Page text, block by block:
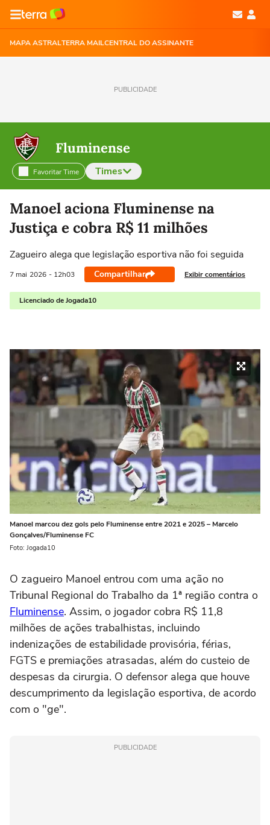
MAPA ASTRALTERRA MAILCENTRAL DO ASSINANTE
PUBLICIDADE
Fluminense
Favoritar Time Times
Selecione o time para ver as notícias
Manoel aciona Fluminense na
Justiça e cobra R$ 11 milhões
Zagueiro alega que legislação esportiva não foi seguida
7 mai 2026 - 12h03 Compartilhar Exibir comentários
Licenciado de Jogada10
Manoel marcou dez gols pelo Fluminense entre 2021 e 2025 – Marcelo
Gonçalves/Fluminense FC
Foto: Jogada10
O zagueiro Manoel entrou com uma ação no
Tribunal Regional do Trabalho da 1ª região contra o
Fluminense. Assim, o jogador cobra R$ 11,8
milhões de ações trabalhistas, incluindo
indenizações de estabilidade provisória, férias,
FGTS e premiações atrasadas, além do custeio de
despesas da cirurgia. O defensor alega que houve
descumprimento da legislação esportiva, de acordo
com o "ge".
PUBLICIDADE